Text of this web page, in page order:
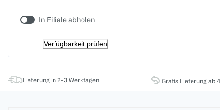
In Filiale abholen
Verfügbarkeit prüfen
Lieferung in 2-3 Werktagen Gratis Lieferung ab